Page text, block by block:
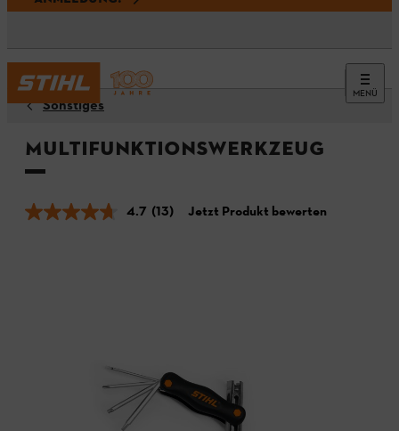
MENÜ
Sonstiges
Multifunktionswerkzeug
4.7 (13) Jetzt Produkt bewerten